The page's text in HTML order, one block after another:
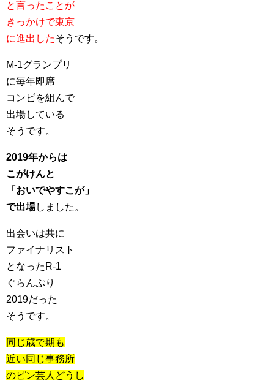
と言ったことが
きっかけで東京
に進出したそうです。
M-1グランプリ
に毎年即席
コンビを組んで
出場している
そうです。
2019年からは
こがけんと
「おいでやすこが」
で出場しました。
出会いは共に
ファイナリスト
となったR-1
ぐらんぷり
2019だった
そうです。
同じ歳で期も
近い同じ事務所
のピン芸人どうし